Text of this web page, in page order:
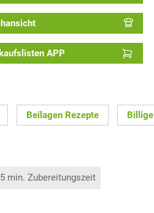
APP
Beilagen Rezepte
min. Zubereitungszeit